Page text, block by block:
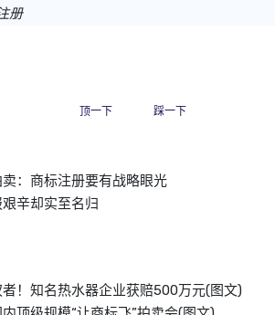
册
顶一下 踩一下
：商标注册要有战略眼光
辛却实至名归
！知名热水器企业获赔500万元(图文)